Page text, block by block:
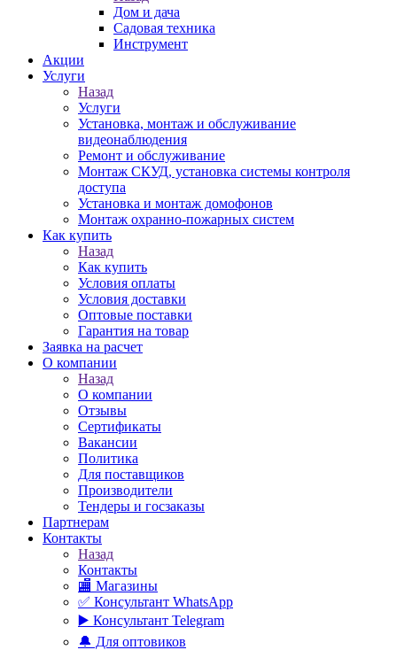
Дом и дача
Садовая техника
Инструмент
Акции
Услуги
Назад
Услуги
Установка, монтаж и обслуживание
видеонаблюдения
Ремонт и обслуживание
Монтаж СКУД, установка системы контроля
доступа
Установка и монтаж домофонов
Монтаж охранно-пожарных систем
Как купить
Назад
Как купить
Условия оплаты
Условия доставки
Оптовые поставки
Гарантия на товар
Заявка на расчет
О компании
Назад
О компании
Отзывы
Сертификаты
Вакансии
Политика
Для поставщиков
Производители
Тендеры и госзаказы
Партнерам
Контакты
Назад
Контакты
🏬 Магазины
✅️ Консультант WhatsApp
▶️ Консультант Telegram
🔔 Для оптовиков